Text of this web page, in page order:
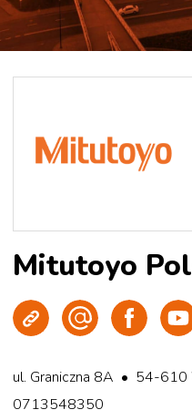
Mitutoyo
StronaWyślij
ul. Graniczna 8A • 54-610
0713548350